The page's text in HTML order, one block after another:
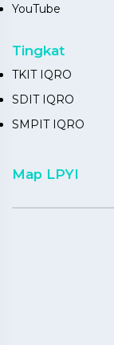
YouTube
Tingkat
TKIT IQRO
SDIT IQRO
SMPIT IQRO
Map LPYI